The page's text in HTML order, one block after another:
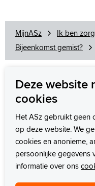
MijnASz
Ik ben
Bijeenkomst gemist?
Wij staan voor u
Deze website
cookies
Het ASz gebruikt geen
op deze website. We
cookies en anonieme,
persoonlijke gegevens
informatie over ons